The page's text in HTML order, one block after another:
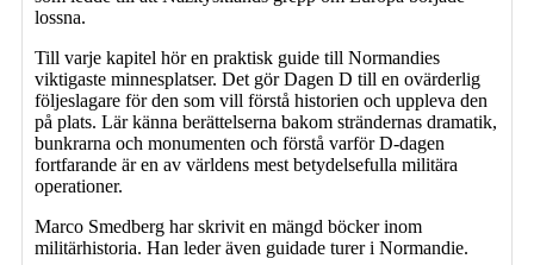
lossna.
Till varje kapitel hör en praktisk guide till Normandies
viktigaste minnesplatser. Det gör Dagen D till en ovärderlig
följeslagare för den som vill förstå historien och uppleva den
på plats. Lär känna berättelserna bakom strändernas dramatik,
bunkrarna och monumenten och förstå varför D-dagen
fortfarande är en av världens mest betydelsefulla militära
operationer.
Marco Smedberg har skrivit en mängd böcker inom
militärhistoria. Han leder även guidade turer i Normandie.